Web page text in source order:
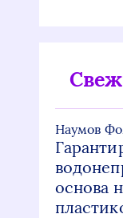
Наумов
основа